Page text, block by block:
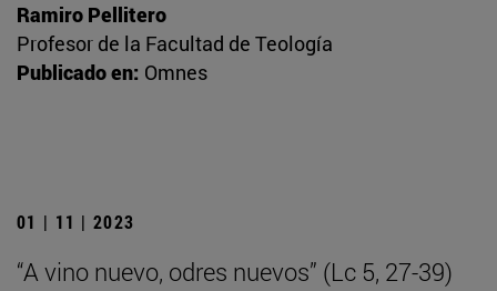
Ramiro Pellitero
Profesor de la Facultad de Teología
Publicado en: Omnes
01 | 11 | 2023
“A vino nuevo, odres nuevos” (Lc 5, 27-39)